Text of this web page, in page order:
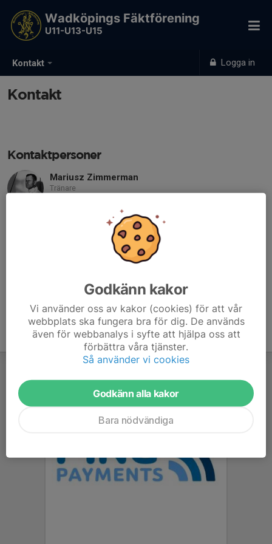
Kontakt Logga in
Wadköpings Fäktförening
U11-U13-U15
Kontakt
Kontaktpersoner
Mariusz Zimmerman
Tränare
Godkänn kakor
Vi använder oss av kakor (cookies) för att vår
webbplats ska fungera bra för dig. De används
även för webbanalys i syfte att hjälpa oss att
förbättra våra tjänster.
Så använder vi cookies
Godkänn alla kakor
Bara nödvändiga